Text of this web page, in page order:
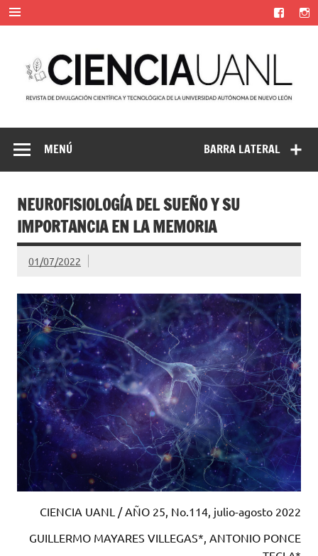
Saltar
contenido
Universidad Autónoma de Nuevo León
BARRA LATERAL
MENÚ
NEUROFISIOLOGÍA DEL SUEÑO Y SU
IMPORTANCIA EN LA MEMORIA
01/07/2022
CIENCIA UANL / AÑO 25, No.114, julio-agosto 2022
GUILLERMO MAYARES VILLEGAS*, ANTONIO PONCE